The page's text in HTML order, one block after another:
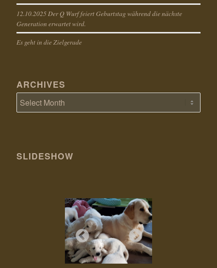
12.10.2025 Der Q Wurf feiert Geburtstag während die nächste
Generation erwartet wird.
Es geht in die Zielgerade
ARCHIVES
SLIDESHOW